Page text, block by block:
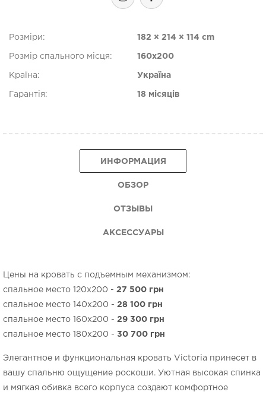
Розміри: 182 × 214 × 114 cm
Розмір спального місця: 160х200
Країна: Україна
Гарантія: 18 місяців
ИНФОРМАЦИЯ
ОБЗОР
ОТЗЫВЫ
АКСЕССУАРЫ
Цены на кровать с подъемным механизмом:
спальное место 120х200 - 27 500 грн
спальное место 140х200 - 28 100 грн
спальное место 160х200 - 29 300 грн
спальное место 180х200 - 30 700 грн
Элегантное и функциональная кровать Victoria принесет в
вашу спальню ощущение роскоши. Уютная высокая спинка
и мягкая обивка всего корпуса создают комфортное